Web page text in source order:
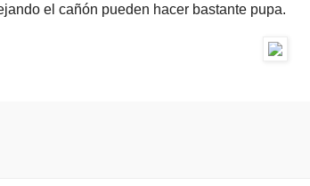
el cañón pueden hacer bastante pupa.